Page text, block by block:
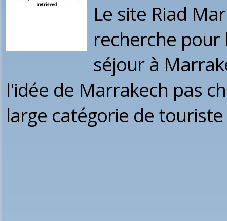
Le site Riad
recherche
séjour à
l'idée de Marrakech pas
large catégorie de